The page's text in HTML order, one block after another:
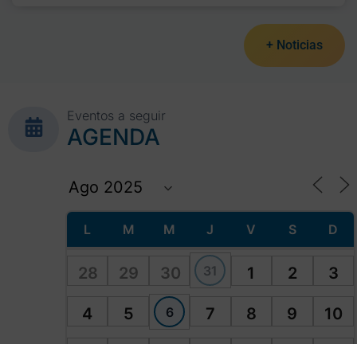
+ Noticias
Eventos a seguir
AGENDA
L M M J V S D
28 29 30 31 1 2 3
4 5 6 7 8 9 10